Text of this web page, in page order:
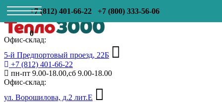
+7 (812) 401-66-22 +7 (800) 333-56-06
0
Офис-склад:
5-й Предпортовый проезд, 22Б
+7 (812) 401-66-22
пн-пт 9.00-18.00,сб 9.00-18.00
Офис-склад:
ул. Ворошилова, д.2 лит.Е